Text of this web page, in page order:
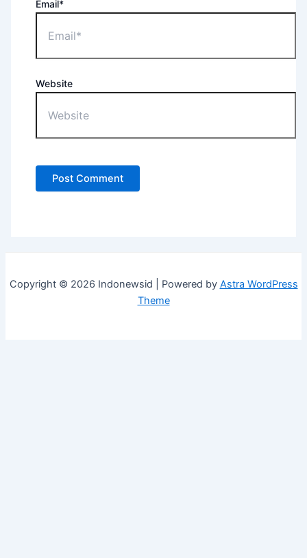
Email*
Website
Copyright © 2026 Indonewsid | Powered by Astra WordPress
Theme